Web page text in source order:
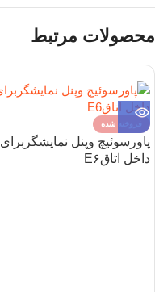
محصولات مرتبط
فروخته شده
پاورسوئیچ وپنل نمایشگربرای
داخل اتاقE۶